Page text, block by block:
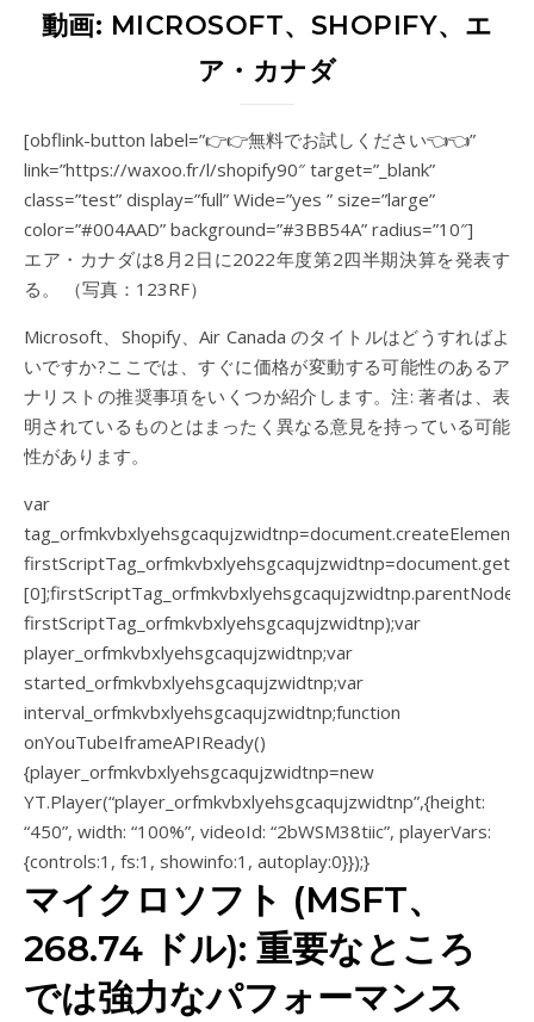
動画: MICROSOFT、SHOPIFY、エ
ア・カナダ
[obflink-button label=”👉👉無料でお試しください👈👈”
link=”https://waxoo.fr/l/shopify90″ target=”_blank”
class=”test” display=”full” Wide=”yes ” size=”large”
color=”#004AAD” background=”#3BB54A” radius=”10″]
エア・カナダは8月2日に2022年度第2四半期決算を発表す
る。 （写真：123RF）
Microsoft、Shopify、Air Canada のタイトルはどうすればよ
いですか?ここでは、すぐに価格が変動する可能性のあるア
ナリストの推奨事項をいくつか紹介します。注: 著者は、表
明されているものとはまったく異なる意見を持っている可能
性があります。
var
firstScriptTag_orfmkvbxlyehsgcaqujzwidtnp);var
player_orfmkvbxlyehsgcaqujzwidtnp;var
started_orfmkvbxlyehsgcaqujzwidtnp;var
interval_orfmkvbxlyehsgcaqujzwidtnp;function
onYouTubeIframeAPIReady()
{player_orfmkvbxlyehsgcaqujzwidtnp=new
YT.Player(“player_orfmkvbxlyehsgcaqujzwidtnp”,{height:
“450”, width: “100%”, videoId: “2bWSM38tiic”, playerVars:
{controls:1, fs:1, showinfo:1, autoplay:0}});}
マイクロソフト (MSFT、
268.74 ドル): 重要なところ
では強力なパフォーマンス